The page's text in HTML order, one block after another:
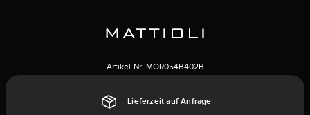
Artikel-Nr: MOR054B402B
Lieferzeit auf Anfrage